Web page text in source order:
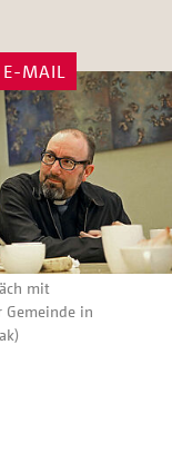
E-MAIL
mit
Gemeinde in